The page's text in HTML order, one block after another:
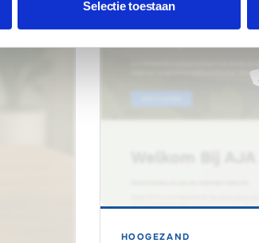
Selectie toestaan
HOOGEZAND